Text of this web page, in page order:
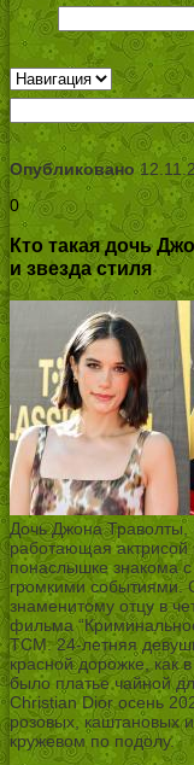
Опубликовано
0
Кто такая дочь
и звезда стиля
Дочь Джона Траволты,
работающая актрисой
понаслышке знакома
громкими событиями.
знаменитому отцу в
фильма
TCM. 24-летняя
красной дорожке, как
было платье чайной
Christian Dior осень
розовых, каштановых
кружевом по подолу.